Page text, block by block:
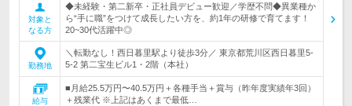
対象と
なる方
◆未経験・第二新卒・正社員デビュー歓迎／学歴不問◆異業種か
ら“手に職”をつけて成長したい方を、約1年の研修で育てます！
20~30代活躍中◎
勤務地
＼転勤なし！西日暮里駅より徒歩3分／ 東京都荒川区西日暮里5-
5-2 第二宝生ビル1・2階（本社）
給与
■月給25.5万円〜40.5万円＋各種手当＋賞与（昨年度実績年3回）
＋残業代 ※上記はあくまで最低…